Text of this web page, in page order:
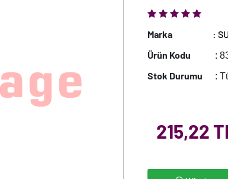
Marka
:
Ürün Kodu
:
Stok Durumu :
215,22